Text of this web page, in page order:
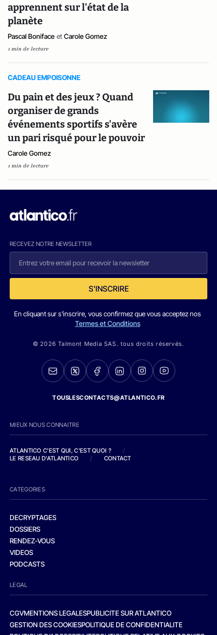
apprennent sur l'état de la
planète
Pascal Boniface et Carole Gomez
1 min de lecture
CADEAU EMPOISONNE
Du pain et des jeux ? Quand
organiser de grands
événements sportifs s'avère
un pari risqué pour le pouvoir
Carole Gomez
1 min de lecture
RECEVEZ NOTRE NEWSLETTER
S'INSCRIRE
En cliquant sur s'inscrire, vous confirmez que vous acceptez nos
Termes et Conditions
© 2026 Talmont Media SAS. tous droits réservés.
TOUSLESCONTACTS@ATLANTICO.FR
MIEUX NOUS CONNAITRE
ATLANTICO C'EST QUI, C'EST QUOI ?
/
LE RESEAU D'ATLANTICO
/ CONTACT
CATEGORIES
DECRYPTAGES
DOSSIERS
RENDEZ-VOUS
VIDEOS
PODCASTS
LEGAL
CGVMENTIONS LEGALESPUBLICITE SUR ATLANTICO
GESTION DES COOKIESPOLITIQUE DE CONFIDENTIALITE